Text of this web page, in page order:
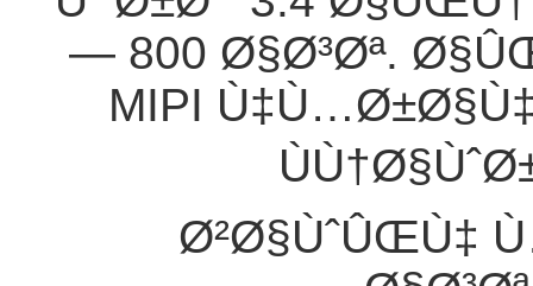
— 800 Ø§Ø³Øª.
MIPI
Ø²Ø§ÙˆÛŒÙ‡